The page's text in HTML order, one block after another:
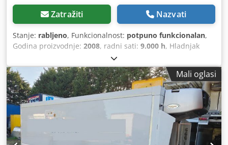
Zatražiti Nazvati
Stanje: rabljeno, Funkcionalnost: potpuno funkcionalan,
Godina proizvodnje: 2008, radni sati: 9.000 h, Hladnjak
rabljeni od bagera Liebherr R944. Chedpjzcu Igjfx Aigea
Plocica bagera sa sasijom na slikama. Novi uljni dio
hladnjaka umotan, jos neraspakiran na paleti (vidi slike),
potrebno ga ubaciti umjesto trenutnog (trenutni sto je na
hladnjaku curi). Hladnjak ispravan. Za upit i dogovore oko
cijene nazvati. Cijena + PDV.
Mali oglasi